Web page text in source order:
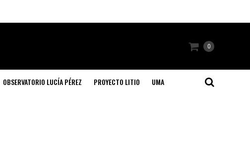
0
OBSERVATORIO LUCÍA PÉREZ PROYECTO LITIO UMA